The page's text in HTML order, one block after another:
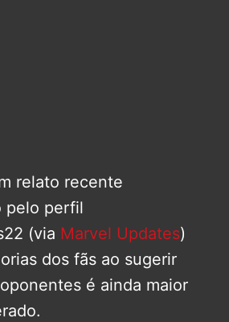
relato recente
pelo perfil
(via Marvel Updates)
dos fãs ao sugerir
é ainda maior